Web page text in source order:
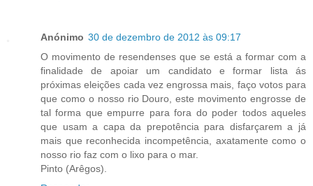
Anónimo 30 de dezembro de 2012 às 09:17
O movimento de resendenses que se está a formar com a
finalidade de apoiar um candidato e formar lista ás
próximas eleições cada vez engrossa mais, faço votos para
que como o nosso rio Douro, este movimento engrosse de
tal forma que empurre para fora do poder todos aqueles
que usam a capa da prepotência para disfarçarem a já
mais que reconhecida incompetência, axatamente como o
nosso rio faz com o lixo para o mar.
Pinto (Arêgos).